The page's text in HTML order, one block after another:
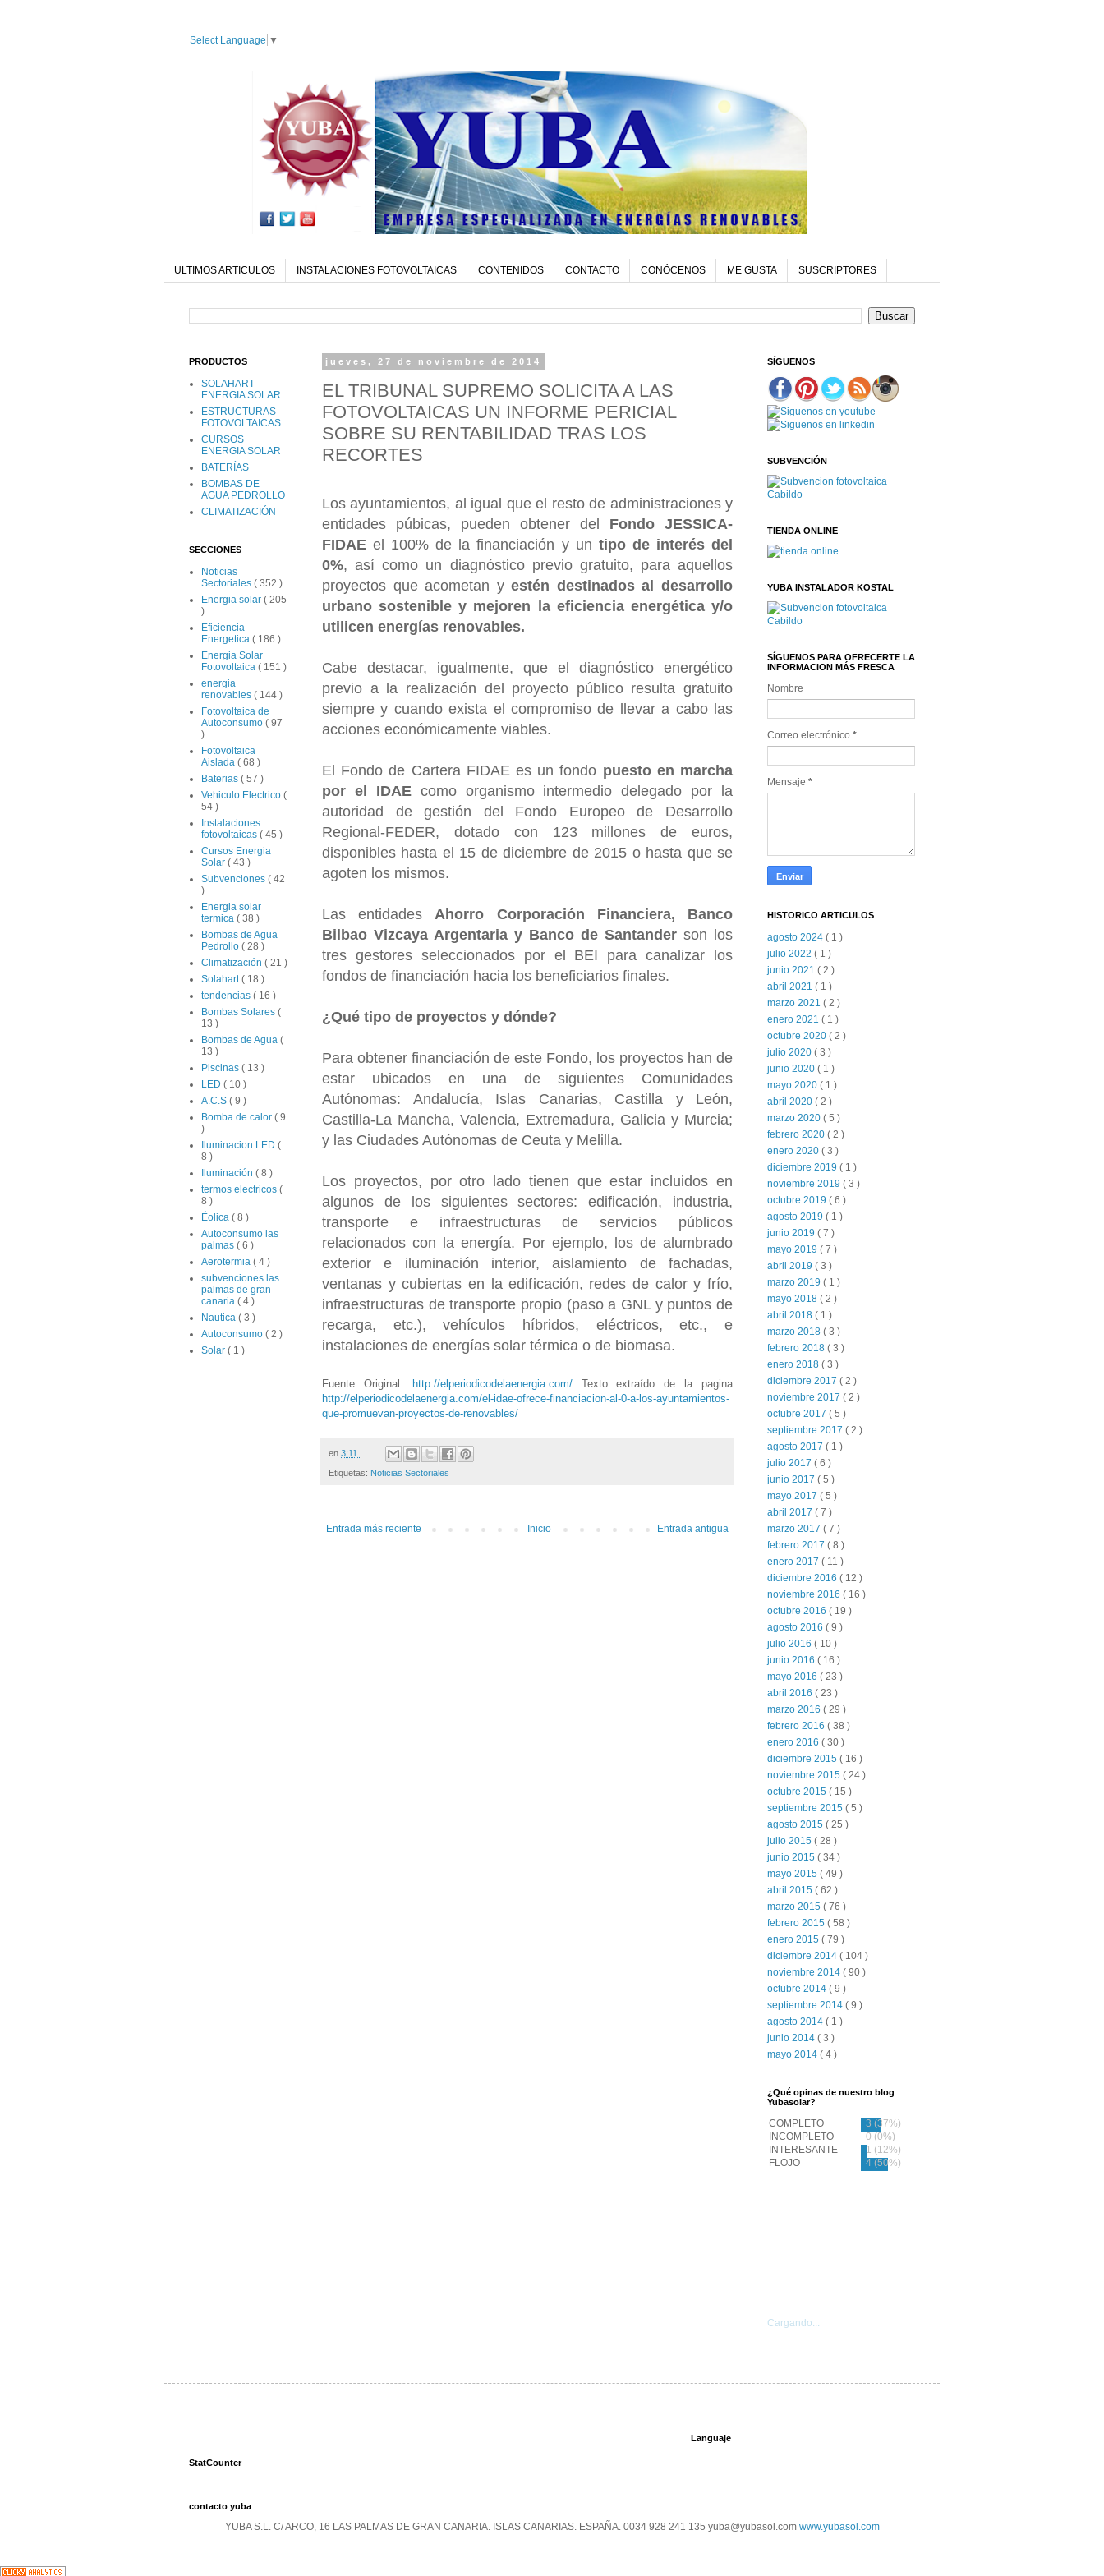
Select Language ▼
ULTIMOS ARTICULOS INSTALACIONES FOTOVOLTAICAS CONTENIDOS CONTACTO CONÓCENOS ME GUSTA SUSCRIPTORES
jueves, 27 de noviembre de 2014
EL TRIBUNAL SUPREMO SOLICITA A LAS
FOTOVOLTAICAS UN INFORME PERICIAL
SOBRE SU RENTABILIDAD TRAS LOS
RECORTES
Los ayuntamientos, al igual que el resto de administraciones y
entidades púbicas, pueden obtener del Fondo JESSICA-
FIDAE el 100% de la financiación y un tipo de interés del
0%, así como un diagnóstico previo gratuito, para aquellos
proyectos que acometan yestén destinados al desarrollo
urbano sostenible y mejoren la eficiencia energética y/o
utilicen energías renovables.
Cabe destacar, igualmente, que el diagnóstico energético
previo a la realización del proyecto público resulta gratuito
siempre y cuando exista el compromiso de llevar a cabo las
acciones económicamente viables.
El Fondo de Cartera FIDAE es un fondo puesto en marcha
por el IDAE como organismo intermedio delegado por la
autoridad de gestión del Fondo Europeo de Desarrollo
Regional-FEDER, dotado con 123 millones de euros,
disponibles hasta el 15 de diciembre de 2015 o hasta que se
agoten los mismos.
Las entidades Ahorro Corporación Financiera, Banco
Bilbao Vizcaya Argentaria y Banco de Santander son los
tres gestores seleccionados por el BEI para canalizar los
fondos de financiación hacia los beneficiarios finales.
¿Qué tipo de proyectos y dónde?
Para obtener financiación de este Fondo, los proyectos han de
estar ubicados en una de siguientes Comunidades
Autónomas: Andalucía, Islas Canarias, Castilla y León,
Castilla-La Mancha, Valencia, Extremadura, Galicia y Murcia;
y las Ciudades Autónomas de Ceuta y Melilla.
Los proyectos, por otro lado tienen que estar incluidos en
algunos de los siguientes sectores: edificación, industria,
transporte e infraestructuras de servicios públicos
relacionados con la energía. Por ejemplo, los de alumbrado
exterior e iluminación interior, aislamiento de fachadas,
ventanas y cubiertas en la edificación, redes de calor y frío,
infraestructuras de transporte propio (paso a GNL y puntos de
recarga, etc.), vehículos híbridos, eléctricos, etc., e
instalaciones de energías solar térmica o de biomasa.
Fuente Original: http://elperiodicodelaenergia.com/Texto extraído de la pagina
http://elperiodicodelaenergia.com/el-idae-ofrece-financiacion-al-0-a-los-ayuntamientos-
que-promuevan-proyectos-de-renovables/
en 3:11
Etiquetas: Noticias Sectoriales
Entrada más reciente Entrada antigua
Inicio
PRODUCTOS
SOLAHART
ENERGIA SOLAR
ESTRUCTURAS
FOTOVOLTAICAS
CURSOS
ENERGIA SOLAR
BATERÍAS
BOMBAS DE
AGUA PEDROLLO
CLIMATIZACIÓN
SECCIONES
Noticias
Sectoriales ( 352 )
Energia solar ( 205
)
Eficiencia
Energetica ( 186 )
Energia Solar
Fotovoltaica ( 151 )
energia
renovables ( 144 )
Fotovoltaica de
Autoconsumo ( 97
)
Fotovoltaica
Aislada ( 68 )
Baterias ( 57 )
Vehiculo Electrico (
54 )
Instalaciones
fotovoltaicas ( 45 )
Cursos Energia
Solar ( 43 )
Subvenciones ( 42
)
Energia solar
termica ( 38 )
Bombas de Agua
Pedrollo ( 28 )
Climatización ( 21 )
Solahart( 18 )
tendencias ( 16 )
Bombas Solares (
13 )
Bombas de Agua (
13 )
Piscinas ( 13 )
LED ( 10 )
A.C.S ( 9 )
Bomba de calor ( 9
)
Iluminacion LED (
8 )
Iluminación ( 8 )
termos electricos (
8 )
Éolica ( 8 )
Autoconsumo las
palmas ( 6 )
Aerotermia ( 4 )
subvenciones las
palmas de gran
canaria ( 4 )
Nautica ( 3 )
Autoconsumo ( 2 )
Solar ( 1 )
SÍGUENOS
SUBVENCIÓN
TIENDA ONLINE
YUBA INSTALADOR KOSTAL
SÍGUENOS PARA OFRECERTE LA
INFORMACION MÁS FRESCA
Nombre
Correo electrónico *
Mensaje *
HISTORICO ARTICULOS
agosto 2024 ( 1 )
julio 2022 ( 1 )
junio 2021 ( 2 )
abril 2021 ( 1 )
marzo 2021 ( 2 )
enero 2021 ( 1 )
octubre 2020 ( 2 )
julio 2020 ( 3 )
junio 2020 ( 1 )
mayo 2020 ( 1 )
abril 2020 ( 2 )
marzo 2020 ( 5 )
febrero 2020 ( 2 )
enero 2020 ( 3 )
diciembre 2019 ( 1 )
noviembre 2019 ( 3 )
octubre 2019 ( 6 )
agosto 2019 ( 1 )
junio 2019 ( 7 )
mayo 2019 ( 7 )
abril 2019 ( 3 )
marzo 2019 ( 1 )
mayo 2018 ( 2 )
abril 2018 ( 1 )
marzo 2018 ( 3 )
febrero 2018 ( 3 )
enero 2018 ( 3 )
diciembre 2017 ( 2 )
noviembre 2017 ( 2 )
octubre 2017 ( 5 )
septiembre 2017 ( 2 )
agosto 2017 ( 1 )
julio 2017 ( 6 )
junio 2017 ( 5 )
mayo 2017 ( 5 )
abril 2017 ( 7 )
marzo 2017 ( 7 )
febrero 2017 ( 8 )
enero 2017 ( 11 )
diciembre 2016 ( 12 )
noviembre 2016 ( 16 )
octubre 2016 ( 19 )
agosto 2016 ( 9 )
julio 2016 ( 10 )
junio 2016 ( 16 )
mayo 2016 ( 23 )
abril 2016 ( 23 )
marzo 2016 ( 29 )
febrero 2016 ( 38 )
enero 2016 ( 30 )
diciembre 2015 ( 16 )
noviembre 2015 ( 24 )
octubre 2015 ( 15 )
septiembre 2015 ( 5 )
agosto 2015 ( 25 )
julio 2015 ( 28 )
junio 2015 ( 34 )
mayo 2015 ( 49 )
abril 2015 ( 62 )
marzo 2015 ( 76 )
febrero 2015 ( 58 )
enero 2015 ( 79 )
diciembre 2014 ( 104 )
noviembre 2014 ( 90 )
octubre 2014 ( 9 )
septiembre 2014 ( 9 )
agosto 2014 ( 1 )
junio 2014 ( 3 )
mayo 2014 ( 4 )
¿Qué opinas de nuestro blog
Yubasolar?
Cargando...
StatCounter
Languaje
contacto yuba
YUBA S.L. C/ ARCO, 16 LAS PALMAS DE GRAN CANARIA. ISLAS CANARIAS. ESPAÑA. 0034 928 241 135 yuba@yubasol.com www.yubasol.com